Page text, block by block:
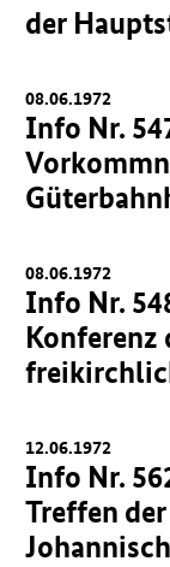
der
08.06.1972
Info Nr.
08.06.1972
Info Nr.
Konferenz
12.06.1972
Info Nr.
Treffen